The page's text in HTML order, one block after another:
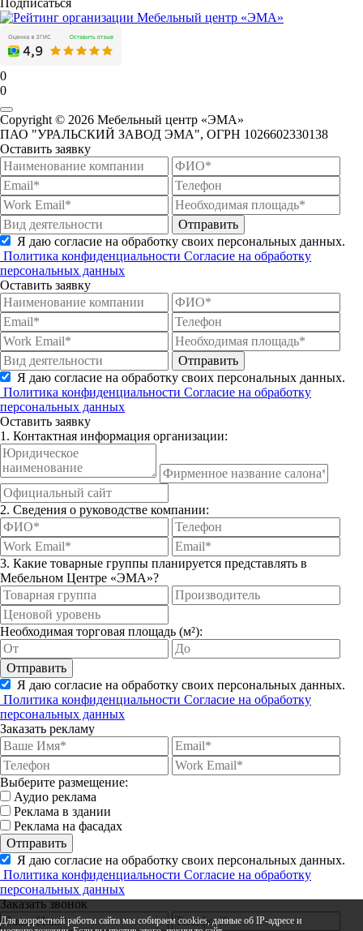
0
0
Copyright © 2026 Мебельный центр «ЭМА»
ПАО "УРАЛЬСКИЙ ЗАВОД ЭМА", ОГРН 1026602330138
Оставить заявку
Отправить
Я даю согласие на обработку своих персональных данных.
Политика конфиденциальности Согласие на обработку
персональных данных
Оставить заявку
Отправить
Я даю согласие на обработку своих персональных данных.
Политика конфиденциальности Согласие на обработку
персональных данных
Оставить заявку
1. Контактная информация организации:
2. Сведения о руководстве компании:
3. Какие товарные группы планируется представлять в
Мебельном Центре «ЭМА»?
Необходимая торговая площадь (м²):
Отправить
Я даю согласие на обработку своих персональных данных.
Политика конфиденциальности Согласие на обработку
персональных данных
Заказать рекламу
Выберите размещение:
Аудио реклама
Реклама в здании
Реклама на фасадах
Отправить
Я даю согласие на обработку своих персональных данных.
Политика конфиденциальности Согласие на обработку
персональных данных
Заказать звонок
Для корректной работы сайта мы собираем cookies, данные об IP-адресе и